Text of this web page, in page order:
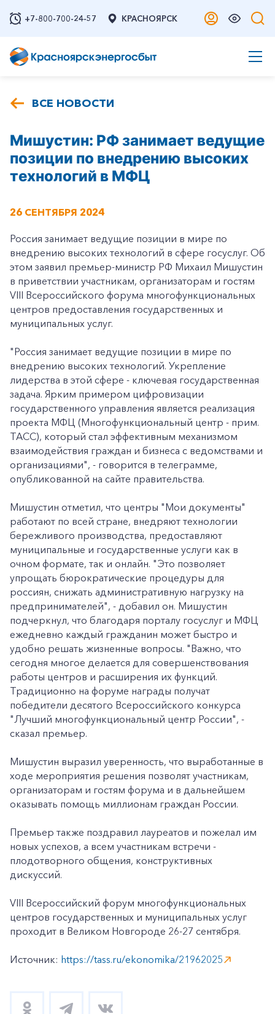
+7-800-700-24-57 КРАСНОЯРСК
ВСЕ НОВОСТИ
Мишустин: РФ занимает ведущие
позиции по внедрению высоких
технологий в МФЦ
26 СЕНТЯБРЯ 2024
Россия занимает ведущие позиции в мире по
внедрению высоких технологий в сфере госуслуг. Об
этом заявил премьер-министр РФ Михаил Мишустин
в приветствии участникам, организаторам и гостям
VIII Всероссийского форума многофункциональных
центров предоставления государственных и
муниципальных услуг.
"Россия занимает ведущие позиции в мире по
внедрению высоких технологий. Укрепление
лидерства в этой сфере - ключевая государственная
задача. Ярким примером цифровизации
государственного управления является реализация
проекта МФЦ (Многофункциональный центр - прим.
ТАСС), который стал эффективным механизмом
взаимодействия граждан и бизнеса с ведомствами и
организациями", - говорится в телеграмме,
опубликованной на сайте правительства.
Мишустин отметил, что центры "Мои документы"
работают по всей стране, внедряют технологии
бережливого производства, предоставляют
муниципальные и государственные услуги как в
очном формате, так и онлайн. "Это позволяет
упрощать бюрократические процедуры для
россиян, снижать административную нагрузку на
предпринимателей", - добавил он. Мишустин
подчеркнул, что благодаря порталу госуслуг и МФЦ
ежедневно каждый гражданин может быстро и
удобно решать жизненные вопросы. "Важно, что
сегодня многое делается для совершенствования
работы центров и расширения их функций.
Традиционно на форуме награды получат
победители десятого Всероссийского конкурса
"Лучший многофункциональный центр России", -
сказал премьер.
Мишустин выразил уверенность, что выработанные в
ходе мероприятия решения позволят участникам,
организаторам и гостям форума и в дальнейшем
оказывать помощь миллионам граждан России.
Премьер также поздравил лауреатов и пожелал им
новых успехов, а всем участникам встречи -
плодотворного общения, конструктивных
дискуссий.
VIII Всероссийский форум многофункциональных
центров государственных и муниципальных услуг
проходит в Великом Новгороде 26-27 сентября.
Источник: https://tass.ru/ekonomika/21962025